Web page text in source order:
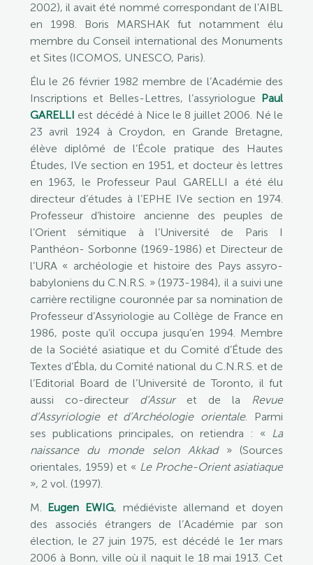
2002), il avait été nommé correspondant de l’AIBL
en 1998. Boris MARSHAK fut notamment élu
membre du Conseil international des Monuments
et Sites (ICOMOS, UNESCO, Paris).
Élu le 26 février 1982 membre de l’Académie des
Inscriptions et Belles-Lettres, l’assyriologue Paul
GARELLI est décédé à Nice le 8 juillet 2006. Né le
23 avril 1924 à Croydon, en Grande Bretagne,
élève diplômé de l’École pratique des Hautes
Études, IVe section en 1951, et docteur ès lettres
en 1963, le Professeur Paul GARELLI a été élu
directeur d’études à l’EPHE IVe section en 1974.
Professeur d’histoire ancienne des peuples de
l’Orient sémitique à l’Université de Paris I
Panthéon- Sorbonne (1969-1986) et Directeur de
l’URA « archéologie et histoire des Pays assyro-
babyloniens du C.N.R.S. » (1973-1984), il a suivi une
carrière rectiligne couronnée par sa nomination de
Professeur d’Assyriologie au Collège de France en
1986, poste qu’il occupa jusqu’en 1994. Membre
de la Société asiatique et du Comité d’Étude des
Textes d’Ébla, du Comité national du C.N.R.S. et de
l’Editorial Board de l’Université de Toronto, il fut
aussi co-directeur d’Assuret de la Revue
d’Assyriologie et d’Archéologie orientale. Parmi
ses publications principales, on retiendra : « La
naissance du monde selon Akkad» (Sources
orientales, 1959) et « Le Proche-Orient asiatiaque
», 2 vol. (1997).
M. Eugen EWIG, médiéviste allemand et doyen
des associés étrangers de l’Académie par son
élection, le 27 juin 1975, est décédé le 1er mars
2006 à Bonn, ville où il naquit le 18 mai 1913. Cet